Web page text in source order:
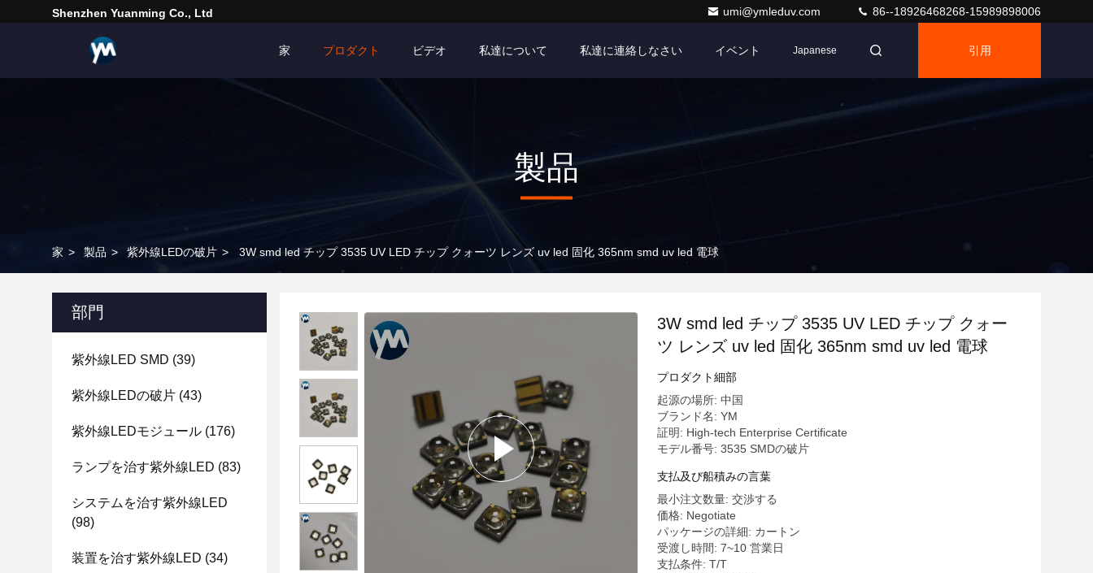
Shenzhen Yuanming Co., Ltd umi@ymleduv.com 86--18926468268-15989898006
家 プロダクト ビデオ 私達について 私達に連絡しなさい イベント Japanese 引用
製品
家 > 製品 > 紫外線LEDの破片 > 3W smd led チップ 3535 UV LED チップ クォーツ レンズ uv led 固化 365nm smd uv led 電球
部門
紫外線LED SMD (39)
紫外線LEDの破片 (43)
紫外線LEDモジュール (176)
ランプを治す紫外線LED (83)
システムを治す紫外線LED
(98)
装置を治す紫外線LED (34)
3W smd led チップ 3535 UV LED チップ クォー
ツ レンズ uv led 固化 365nm smd uv led 電球
プロダクト細部
起源の場所: 中国
ブランド名: YM
証明: High-tech Enterprise Certificate
モデル番号: 3535 SMDの破片
支払及び船積みの言葉
最小注文数量: 交渉する
価格: Negotiate
パッケージの詳細: カートン
受渡し時間: 7~10 営業日
支払条件: T/T